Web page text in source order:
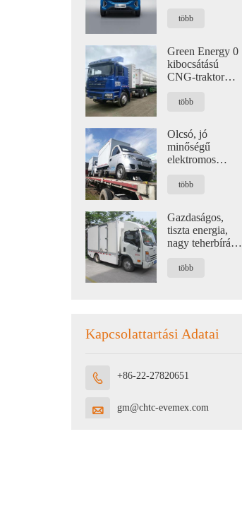
kibocsátású új
több
Green Energy 0
kibocsátású
CNG-traktor
420 LE
több
Olcsó, jó
minőségű
elektromos
logisztikai célra,
kapacitással
több
Gazdaságos,
tiszta energia,
nagy teherbírású
teherautó
több
Kapcsolattartási Adatai
 +86-22-27820651
 gm@chtc-evemex.com